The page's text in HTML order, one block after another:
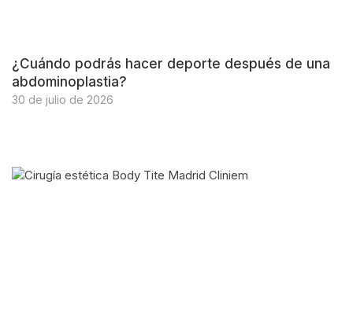
¿Cuándo podrás hacer deporte después de una
abdominoplastia?
30 de julio de 2026